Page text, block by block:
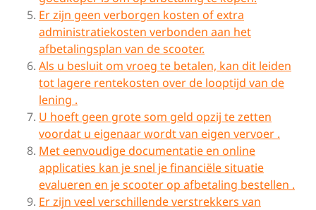
Er zijn geen verborgen kosten of extra
administratiekosten verbonden aan het
afbetalingsplan van de scooter.
Als u besluit om vroeg te betalen, kan dit leiden
tot lagere rentekosten over de looptijd van de
lening .
U hoeft geen grote som geld opzij te zetten
voordat u eigenaar wordt van eigen vervoer .
Met eenvoudige documentatie en online
applicaties kan je snel je financiële situatie
evalueren en je scooter op afbetaling bestellen .
Er zijn veel verschillende verstrekkers van